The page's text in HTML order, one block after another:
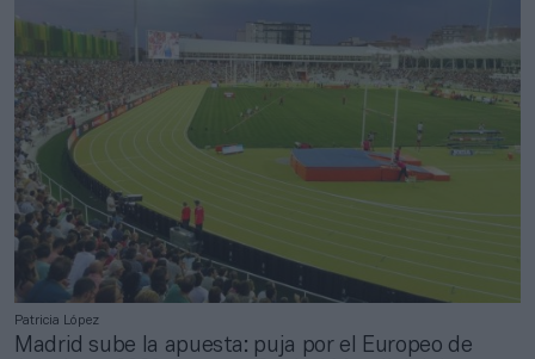
Patricia López
Madrid sube la apuesta: puja por el Europeo de